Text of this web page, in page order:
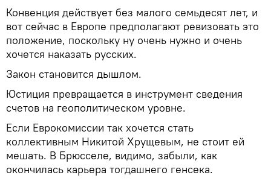
Конвенция действует без малого семьдесят лет, и
вот сейчас в Европе предполагают ревизовать это
положение, поскольку ну очень нужно и очень
хочется наказать русских.
Закон становится дышлом.
Юстиция превращается в инструмент сведения
счетов на геополитическом уровне.
Если Еврокомиссии так хочется стать
коллективным Никитой Хрущевым, не стоит ей
мешать. В Брюсселе, видимо, забыли, как
окончилась карьера тогдашнего генсека.